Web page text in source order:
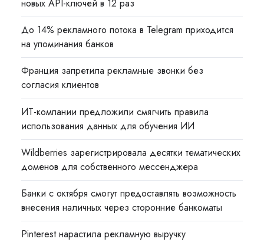
новых API-ключей в 12 раз
До 14% рекламного потока в Telegram приходится
на упоминания банков
Франция запретила рекламные звонки без
согласия клиентов
ИТ-компании предложили смягчить правила
использования данных для обучения ИИ
Wildberries зарегистрировала десятки тематических
доменов для собственного мессенджера
Банки с октября смогут предоставлять возможность
внесения наличных через сторонние банкоматы
Pinterest нарастила рекламную выручку